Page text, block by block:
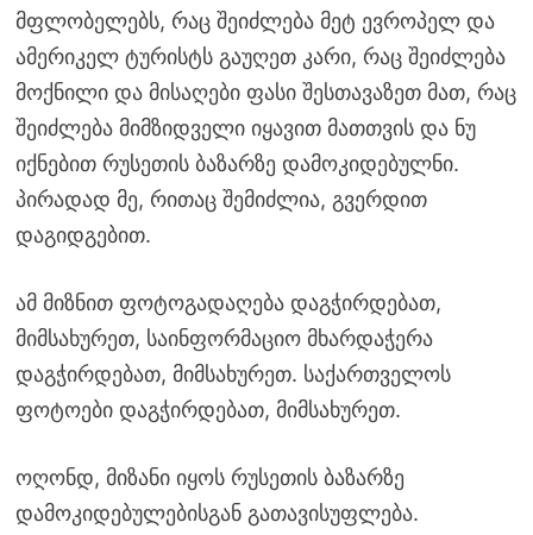
მფლობელებს, რაც შეიძლება მეტ ევროპელ და
ამერიკელ ტურისტს გაუღეთ კარი, რაც შეიძლება
მოქნილი და მისაღები ფასი შესთავაზეთ მათ, რაც
შეიძლება მიმზიდველი იყავით მათთვის და ნუ
იქნებით რუსეთის ბაზარზე დამოკიდებულნი.
პირადად მე, რითაც შემიძლია, გვერდით
დაგიდგებით.
ამ მიზნით ფოტოგადაღება დაგჭირდებათ,
მიმსახურეთ, საინფორმაციო მხარდაჭერა
დაგჭირდებათ, მიმსახურეთ. საქართველოს
ფოტოები დაგჭირდებათ, მიმსახურეთ.
ოღონდ, მიზანი იყოს რუსეთის ბაზარზე
დამოკიდებულებისგან გათავისუფლება.